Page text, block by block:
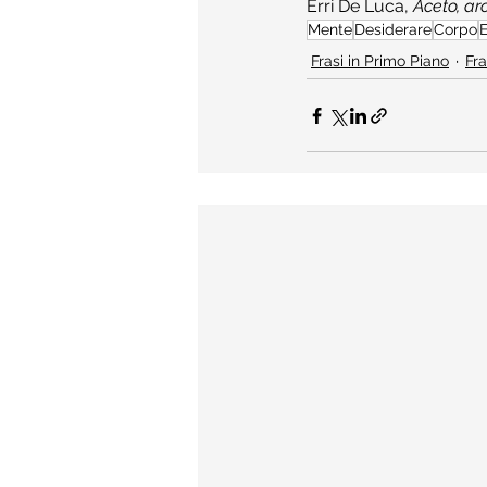
Erri De Luca, Aceto,
MenteDesiderareCorpo
Frasi in Primo Piano